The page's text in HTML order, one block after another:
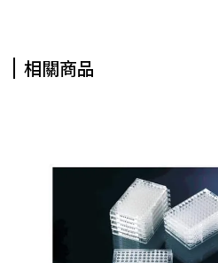
相關商品